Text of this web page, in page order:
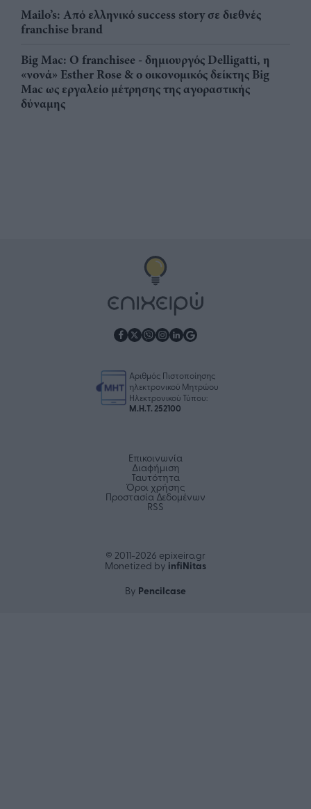
Mailo’s: Από ελληνικό success story σε διεθνές
franchise brand
Big Mac: Ο franchisee - δημιουργός Delligatti, η
«νονά» Esther Rose & ο οικονομικός δείκτης Big
Mac ως εργαλείο μέτρησης της αγοραστικής
δύναμης
Αριθμός Πιστοποίησης
ηλεκτρονικού Μητρώου
Ηλεκτρονικού Τύπου:
Μ.Η.Τ. 252100
Επικοινωνία
Διαφήμιση
Ταυτότητα
Όροι χρήσης
Προστασία Δεδομένων
RSS
© 2011-2026 epixeiro.gr
Monetized by infiΝitas
By Pencilcase